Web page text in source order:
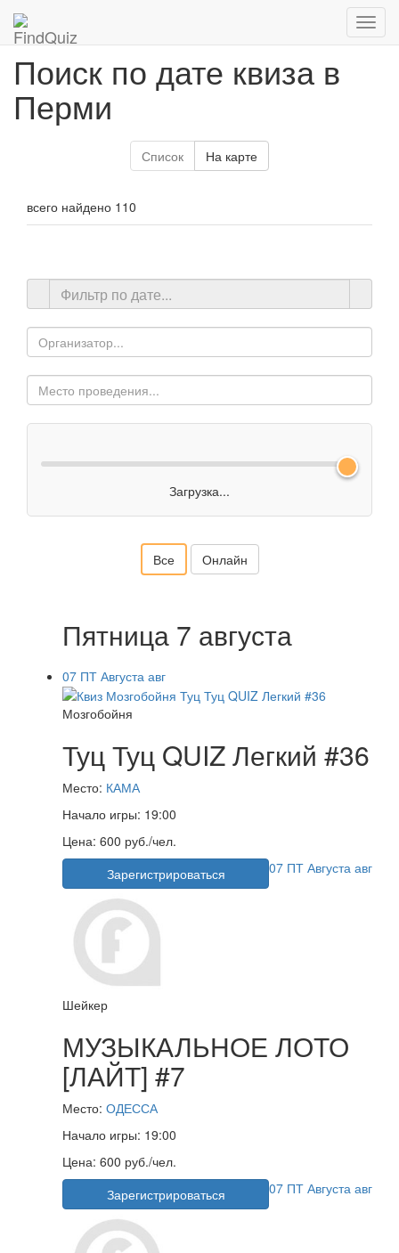
Поиск по дате квиза в
Перми
Список На карте
всего найдено 110
Загрузка...
Все Онлайн
Пятница 7 августа
07 ПТ Августа авг
Мозгобойня
Туц Туц QUIZ Легкий #36
Место: КАМА
Начало игры: 19:00
Цена: 600 руб./чел.
Зарегистрироваться
07 ПТ Августа авг
Шейкер
МУЗЫКАЛЬНОЕ ЛОТО
[ЛАЙТ] #7
Место: ОДЕССА
Начало игры: 19:00
Цена: 600 руб./чел.
Зарегистрироваться
07 ПТ Августа авг